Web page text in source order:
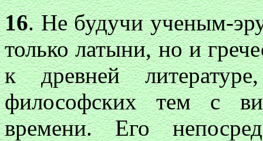
16. Не будучи ученым-
только латыни, но и
к древней
философских тем с
времени. Его